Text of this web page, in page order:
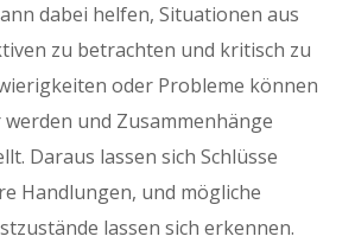
dabei helfen, Situationen aus
zu betrachten und kritisch zu
oder Probleme können
und Zusammenhänge
Daraus lassen sich Schlüsse
Handlungen, und mögliche
lassen sich erkennen.